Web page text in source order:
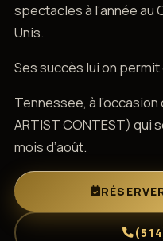
spectacles à l’année au
Unis.
Ses succès lui on
Tennessee, à l’occasion
ARTIST CONTEST) qui
mois d’août.